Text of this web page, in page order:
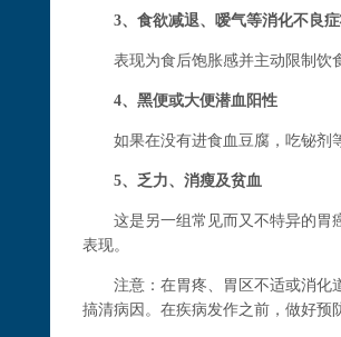
3、食欲减退、嗳气等消化不良
表现为食后饱胀感并主动限制饮食
4、黑便或大便潜血阳性
如果在没有进食血豆腐，吃铋剂等
5、乏力、消瘦及贫血
这是另一组常见而又不特异的胃
表现。
注意：在胃疼、胃区不适或消化道
搞清病因。在疾病发作之前，做好预